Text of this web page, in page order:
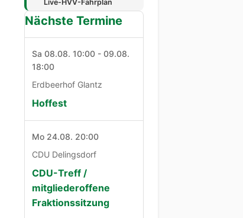
Live-HVV-Fahrplan
Nächste Termine
Sa 08.08. 10:00 - 09.08.
18:00
Erdbeerhof Glantz
Hoffest
Mo 24.08. 20:00
CDU Delingsdorf
CDU-Treff /
mitgliederoffene
Fraktionssitzung